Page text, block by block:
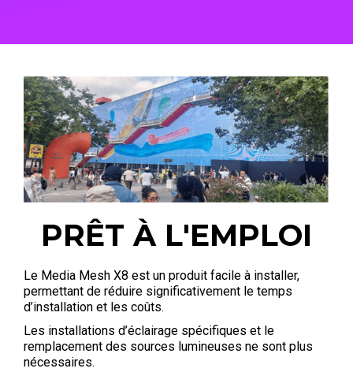
PRÊT À L'EMPLOI
Le Media Mesh X8 est un produit facile à installer,
permettant de réduire significativement le temps
d’installation et les coûts.
Les installations d’éclairage spécifiques et le
remplacement des sources lumineuses ne sont plus
nécessaires.